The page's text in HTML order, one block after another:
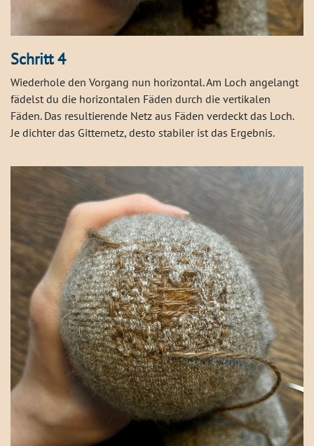
Schritt 4
Wiederhole den Vorgang nun horizontal. Am Loch angelangt
fädelst du die horizontalen Fäden durch die vertikalen
Fäden. Das resultierende Netz aus Fäden verdeckt das Loch.
Je dichter das Gitternetz, desto stabiler ist das Ergebnis.